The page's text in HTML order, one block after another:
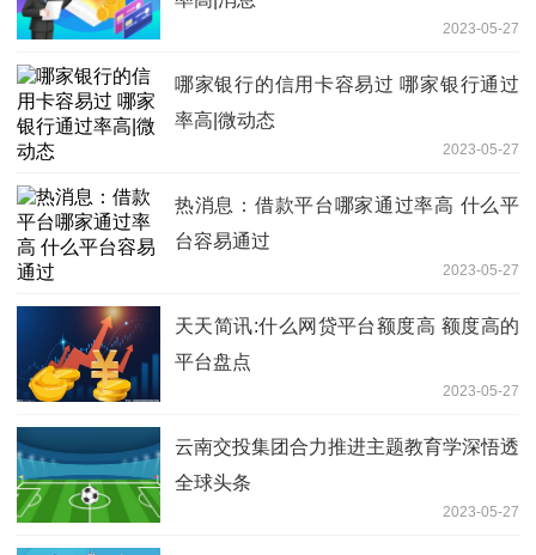
2023-05-27
哪家银行的信用卡容易过 哪家银行通过
率高|微动态
2023-05-27
热消息：借款平台哪家通过率高 什么平
台容易通过
2023-05-27
天天简讯:什么网贷平台额度高 额度高的
平台盘点
2023-05-27
云南交投集团合力推进主题教育学深悟透
全球头条
2023-05-27